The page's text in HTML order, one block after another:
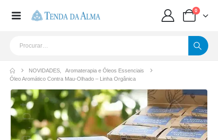
0
NOVIDADES
Aromaterapia e Óleos Essenciais
Óleo Aromático Contra Mau-Olhado – Linha Orgânica